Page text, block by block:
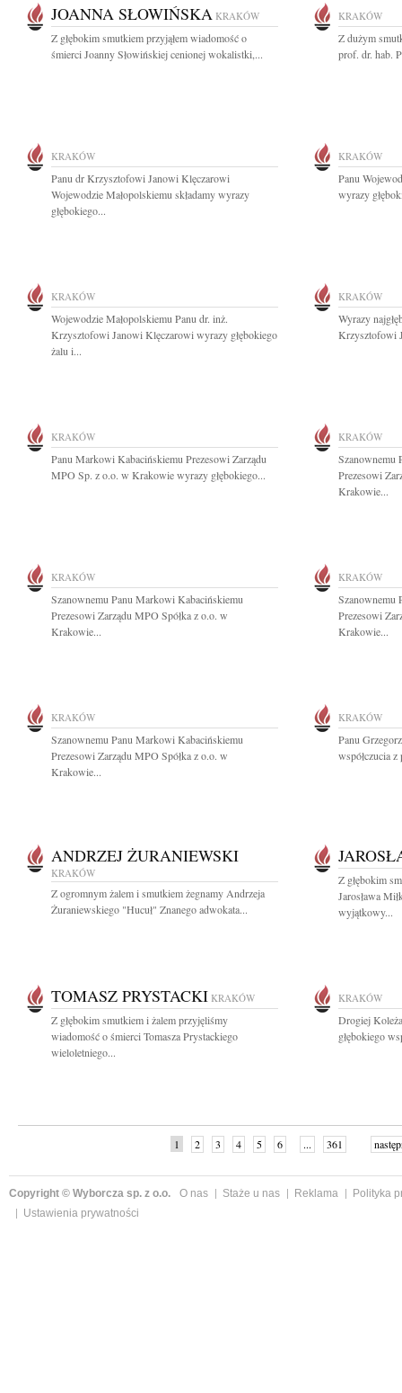
JOANNA SŁOWIŃSKA KRAKÓW
Z głębokim smutkiem przyjąłem wiadomość o
śmierci Joanny Słowińskiej cenionej wokalistki,...
KRAKÓW
Z dużym
prof. dr. hab.
KRAKÓW
Panu dr Krzysztofowi Janowi Klęczarowi
Wojewodzie Małopolskiemu składamy wyrazy
głębokiego...
KRAKÓW
Panu
wyrazy
KRAKÓW
Wojewodzie Małopolskiemu Panu dr. inż.
Krzysztofowi Janowi Klęczarowi wyrazy głębokiego
żalu i...
KRAKÓW
Wyrazy
Krzysztofowi
KRAKÓW
Panu Markowi Kabacińskiemu Prezesowi Zarządu
MPO Sp. z o.o. w Krakowie wyrazy głębokiego...
KRAKÓW
Szanownemu
Prezesowi
Krakowie...
KRAKÓW
Szanownemu Panu Markowi Kabacińskiemu
Prezesowi Zarządu MPO Spółka z o.o. w
Krakowie...
KRAKÓW
Szanownemu
Prezesowi
Krakowie...
KRAKÓW
Szanownemu Panu Markowi Kabacińskiemu
Prezesowi Zarządu MPO Spółka z o.o. w
Krakowie...
KRAKÓW
Panu
współczucia
ANDRZEJ ŻURANIEWSKI
KRAKÓW
Z ogromnym żalem i smutkiem żegnamy Andrzeja
Żuraniewskiego "Hucuł" Znanego adwokata...
Z głębokim
Jarosława
wyjątkowy...
TOMASZ PRYSTACKI KRAKÓW
Z głębokim smutkiem i żalem przyjęliśmy
wiadomość o śmierci Tomasza Prystackiego
wieloletniego...
KRAKÓW
Drogiej
głębokiego
1 2 3 4 5 6 ... 361
Copyright © Wyborcza sp. z o.o. O nas Staże u nas Reklama
Polityka
Ustawienia prywatności